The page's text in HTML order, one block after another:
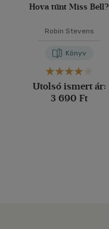
Hova tűnt Miss Bell?
Robin Stevens
Könyv
Utolsó ismert ár:
3 690 Ft